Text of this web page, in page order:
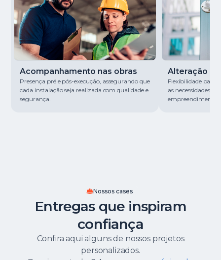
Acompanhamento nas obras
Presença pré e pós-execução, assegurando que
cada instalação seja realizada com qualidade e
segurança.
Alteração
Flexibilidade para
as necessidades
empreendimento.
Nossos cases
Entregas que inspiram
confiança
Confira aqui alguns de nossos projetos
personalizados.